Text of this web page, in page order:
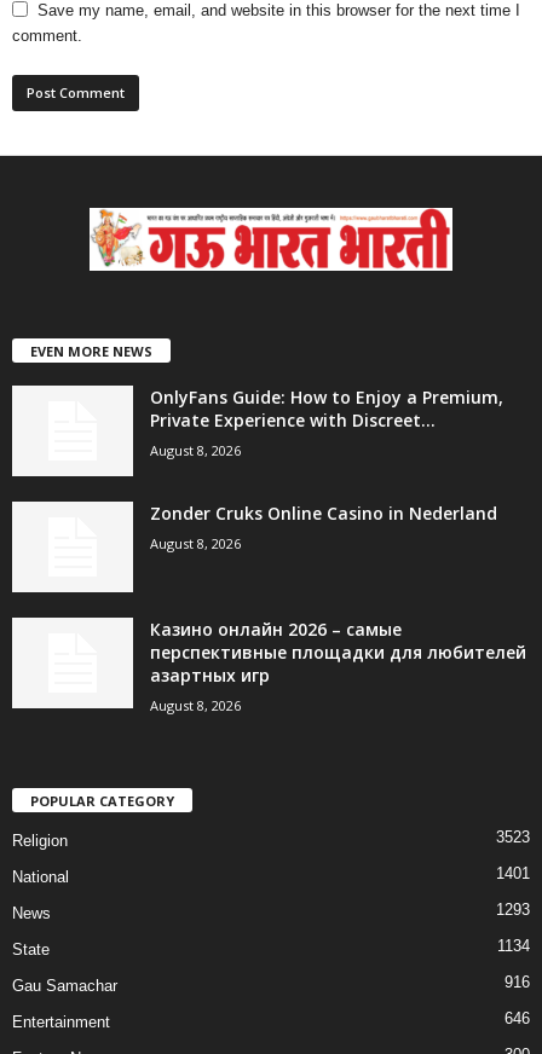
Save my name, email, and website in this browser for the next time I
comment.
EVEN MORE NEWS
OnlyFans Guide: How to Enjoy a Premium,
Private Experience with Discreet...
August 8, 2026
Zonder Cruks Online Casino in Nederland
August 8, 2026
Казино онлайн 2026 – самые
перспективные площадки для любителей
азартных игр
August 8, 2026
POPULAR CATEGORY
Religion 3523
National 1401
News 1293
State 1134
Gau Samachar 916
Entertainment 646